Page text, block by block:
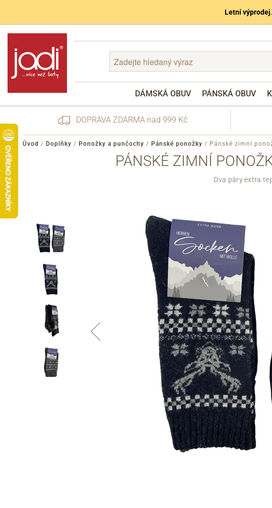
Letní výprodej
DÁMSKÁ OBUV PÁNSKÁ OBUV
Zapomenuté heslo
zpracování osobních údajů
DOPRAVA ZDARMA nad 999 Kč
Úvod / Doplňky / Ponožky a punčochy / Pánské ponožky / Pánské zimní
PÁNSKÉ ZIMNÍ
Dva páry extra